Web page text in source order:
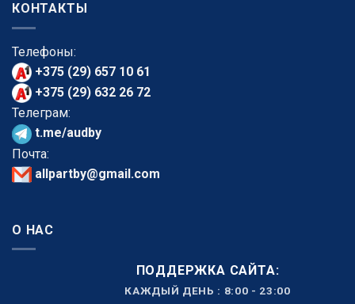
КОНТАКТЫ
Телефоны:
+375 (29) 657 10 61
+375 (29) 632 26 72
Телеграм:
t.me/audby
Почта:
allpartby@gmail.com
О НАС
ПОДДЕРЖКА САЙТА:
КАЖДЫЙ ДЕНЬ : 8:00 - 23:00